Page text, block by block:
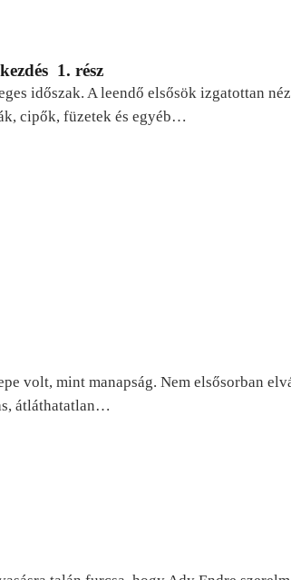
1. rész
időszak. A leendő elsősök izgatottan
cipők, füzetek és egyéb…
volt, mint manapság. Nem elsősorban
átláthatatlan…